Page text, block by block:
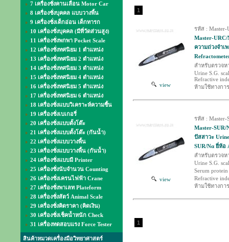
7 เครื่องชั่งคานเลื่อน Motor Car
8 เครื่องชั่งบุคคล แบบวางพื้น
9 เครื่องชั่งเด็กอ่อน เด็กทารก
10 เครื่องชั่งบุคคล (มีที่วัดส่วนสูง)
11 เครื่องชั่งพกพา Pocket Scale
12 เครื่องชั่งทศนิยม 1 ตำแหน่ง
13 เครื่องชั่งทศนิยม 2 ตำแหน่ง
14 เครื่องชั่งทศนิยม 3 ตำแหน่ง
15 เครื่องชั่งทศนิยม 4 ตำแหน่ง
16 เครื่องชั่งทศนิยม 5 ตำแหน่ง
17 เครื่องชั่งทศนิยม 6 ตำแหน่ง
18 เครื่องชั่งแบบวิเคราะห์ความชื้น
19 เครื่องชั่งเบเกอรี่
20 เครื่องชั่งแบบตั้งโต๊ะ
21 เครื่องชั่งแบบตั้งโต๊ะ (กันน้ำ)
22 เครื่องชั่งแบบวางพื้น
23 เครื่องชั่งแบบวางพื้น (กันน้ำ)
24 เครื่องชั่งแบบมี Printer
25 เครื่องชั่งนับจำนวน Counting
26 เครื่องชั่งเครนไฟฟ้า Crane
27 เครื่องชั่งพาเลท Plateform
28 เครื่องชั่งสัตว์ Animal Scale
29 เครื่องชั่งคิดราคา (คิดเงิน)
30 เครื่องชั่งเช็คน้ำหนัก Check
31 เครื่องทดสอบแรง Force Tester
สินค้าหมวดเครื่องมือวิทยาศาสตร์
1
view
รหัส : Master-
Master-URC/
ความถ่วงจำเ
สำหรับตรวจห
Urine S.G.
Refractive
ห้ามใช้ทางกา
view
รหัส : Master-
Master-SUR/
ปัสสาวะ
SUR/Nα ยี่ห้อ
สำหรับตรวจห
Urine S.G.
Serum
Refractive
ห้ามใช้ทางกา
1